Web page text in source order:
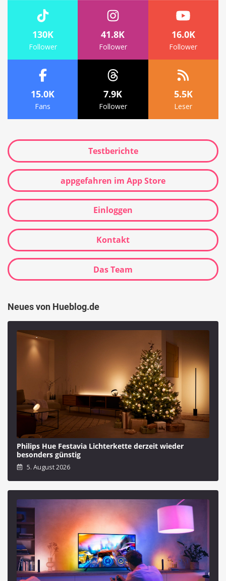
130K
Follower
41.8K
Follower
16.0K
Follower
15.0K
Fans
7.9K
Follower
5.5K
Leser
Testberichte
appgefahren im App Store
Einloggen
Kontakt
Das Team
Neues von Hueblog.de
Philips Hue Festavia Lichterkette derzeit wieder
besonders günstig
5. August 2026